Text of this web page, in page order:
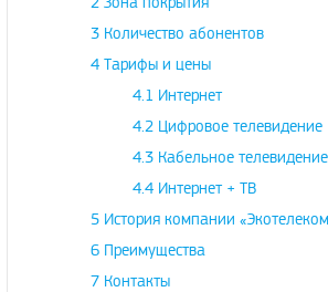
3 Количество абонентов
4 Тарифы и цены
4.1 Интернет
4.2Цифровое телевидение
4.3Кабельное телевидение
4.4Интернет + ТВ
5 История компании
6 Преимущества
7 Контакты